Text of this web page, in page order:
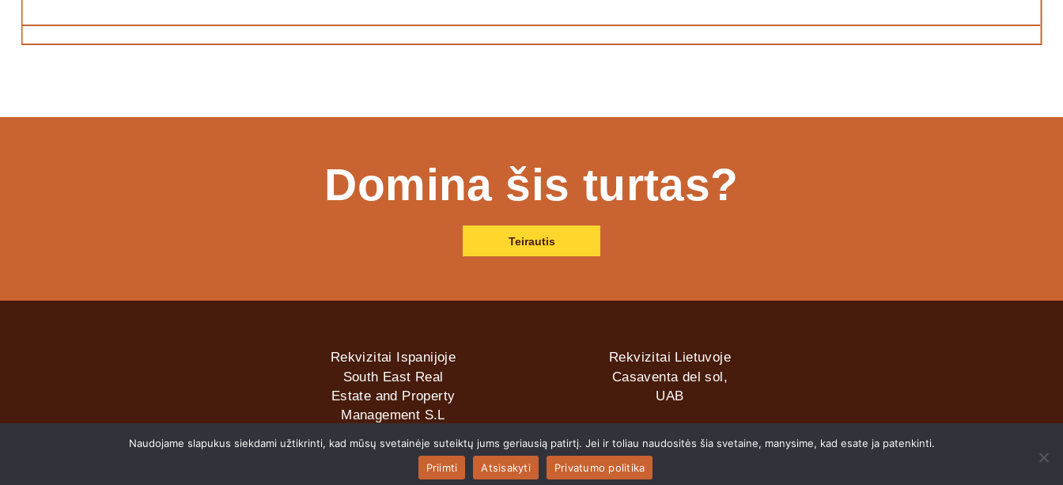
Domina šis turtas?
Teirautis
Rekvizitai Ispanijoje
South East Real
Estate and Property
Management S.L
Rekvizitai Lietuvoje
Casaventa del sol,
UAB
2026 © Casaventa del sol
Naudojame slapukus siekdami užtikrinti, kad mūsų svetainėje suteiktų jums geriausią patirtį. Jei ir toliau naudositės šia svetaine, manysime, kad esate ja patenkinti.
Priimti
Atsisakyti Privatumo politika